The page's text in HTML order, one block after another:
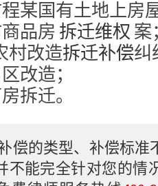
某国有土地上房
品房 拆迁维权 案
村改造拆迁补偿纠
改造；
拆迁。
偿的类型、补偿标准
不能完全针对您的情